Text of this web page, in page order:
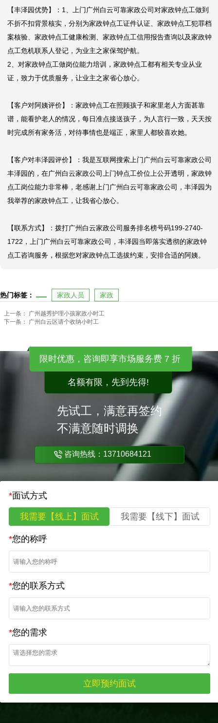
【丰泽园优势】：1、上门广州白云可靠家政公司对家政钟点工做到
不折不扣背景核实，分别为家政钟点工证件认证、家政钟点工犯罪档
案核验、家政钟点工健康检测、家政钟点工信用报告查询以及家政钟
点工危机联系人登记，为业主之家保驾护航。
2、对家政钟点工做岗位能力培训，家政钟点工都有相关专业从业
证，致力于优质服务，让业主之家省心放心。
【客户对阿姨评价】：家政钟点工在照顾孩子和家里老人方面甚靠
谱，能看护老人的情况，每日准点接送孩子，为人言行一致，天天按
时完成所有家务活，对待事情也是端正，家里人都较喜欢她。
【客户对丰泽园评价】：我是互联网搜索上门广州白云可靠家政公司
丰泽园的，在广州白云家政公司上门钟点工价位上公开透明，家政钟
点工岗位能力非常棒，老感谢上门广州白云可靠家政公司，丰泽园为
我举荐的家政钟点工，让我省心放心。
【联系方式】：拨打广州白云家政公司服务排名榜号码199-2740-
1722，上门广州白云可靠家政公司，丰泽园当即落实透彻的家政钟
点工咨询服务，根据您对家政钟点工选拔约束，安排合适的阿姨。
热门标签： 家政人员 家政
上一条：
广州越秀护理小孩家政小时工
下一条：
广州白云区请个收纳小时工
限时优惠，咨询即享市场服务费 7 折
名额有限，先到先得!
先试工，满意再签约
不满意随时调换
咨询热线：13710684121
*面试方式
我需要【线上】面试 我需要【线下】面试
*您的称呼
*您的联系方式
*您的需求